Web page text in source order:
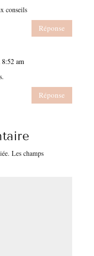
conseils
Réponse
am
Réponse
Les champs